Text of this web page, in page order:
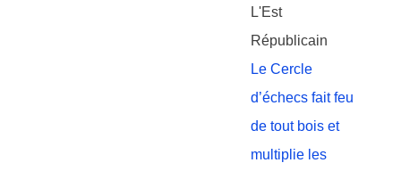
L'Est
Républicain
Le Cercle
d’échecs fait feu
de tout bois et
multiplie les